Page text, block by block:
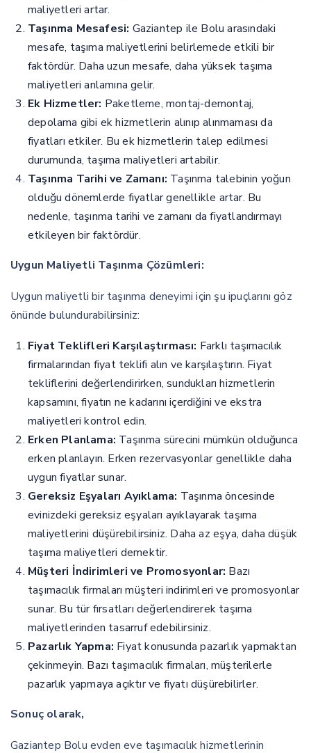
maliyetleri artar.
Taşınma Mesafesi: Gaziantep ile Bolu arasındaki
mesafe, taşıma maliyetlerini belirlemede etkili bir
faktördür. Daha uzun mesafe, daha yüksek taşıma
maliyetleri anlamına gelir.
Ek Hizmetler: Paketleme, montaj-demontaj,
depolama gibi ek hizmetlerin alınıp alınmaması da
fiyatları etkiler. Bu ek hizmetlerin talep edilmesi
durumunda, taşıma maliyetleri artabilir.
Taşınma Tarihi ve Zamanı: Taşınma talebinin yoğun
olduğu dönemlerde fiyatlar genellikle artar. Bu
nedenle, taşınma tarihi ve zamanı da fiyatlandırmayı
etkileyen bir faktördür.
Uygun Maliyetli Taşınma Çözümleri:
Uygun maliyetli bir taşınma deneyimi için şu ipuçlarını göz
önünde bulundurabilirsiniz:
Fiyat Teklifleri Karşılaştırması: Farklı taşımacılık
firmalarından fiyat teklifi alın ve karşılaştırın. Fiyat
tekliflerini değerlendirirken, sundukları hizmetlerin
kapsamını, fiyatın ne kadarını içerdiğini ve ekstra
maliyetleri kontrol edin.
Erken Planlama: Taşınma sürecini mümkün olduğunca
erken planlayın. Erken rezervasyonlar genellikle daha
uygun fiyatlar sunar.
Gereksiz Eşyaları Ayıklama: Taşınma öncesinde
evinizdeki gereksiz eşyaları ayıklayarak taşıma
maliyetlerini düşürebilirsiniz. Daha az eşya, daha düşük
taşıma maliyetleri demektir.
Müşteri İndirimleri ve Promosyonlar: Bazı
taşımacılık firmaları müşteri indirimleri ve promosyonlar
sunar. Bu tür fırsatları değerlendirerek taşıma
maliyetlerinden tasarruf edebilirsiniz.
Pazarlık Yapma: Fiyat konusunda pazarlık yapmaktan
çekinmeyin. Bazı taşımacılık firmaları, müşterilerle
pazarlık yapmaya açıktır ve fiyatı düşürebilirler.
Sonuç olarak,
Gaziantep Bolu evden eve taşımacılık hizmetlerinin